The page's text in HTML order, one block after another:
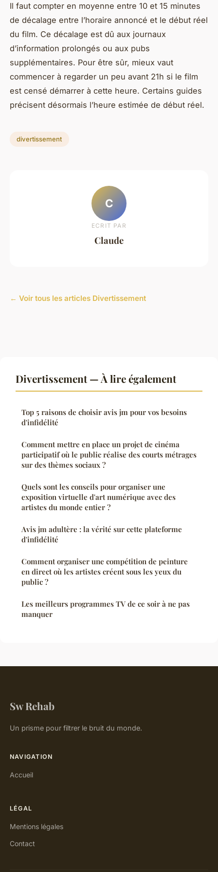
Il faut compter en moyenne entre 10 et 15 minutes
de décalage entre l’horaire annoncé et le début réel
du film. Ce décalage est dû aux journaux
d’information prolongés ou aux pubs
supplémentaires. Pour être sûr, mieux vaut
commencer à regarder un peu avant 21h si le film
est censé démarrer à cette heure. Certains guides
précisent désormais l’heure estimée de début réel.
divertissement
C
ECRIT PAR
Claude
← Voir tous les articles Divertissement
Divertissement — À lire également
Top 5 raisons de choisir avis jm pour vos besoins
d'infidélité
Comment mettre en place un projet de cinéma
participatif où le public réalise des courts métrages
sur des thèmes sociaux ?
Quels sont les conseils pour organiser une
exposition virtuelle d'art numérique avec des
artistes du monde entier ?
Avis jm adultère : la vérité sur cette plateforme
d'infidélité
Comment organiser une compétition de peinture
en direct où les artistes créent sous les yeux du
public ?
Les meilleurs programmes TV de ce soir à ne pas
manquer
Sw Rehab
Un prisme pour filtrer le bruit du monde.
NAVIGATION
Accueil
LÉGAL
Mentions légales
Contact